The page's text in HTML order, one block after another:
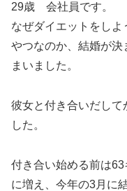
29歳 会社員です。
なぜダイエットをしよ
やつなのか、結婚が決
まいました。
彼女と付き合いだして
した。
付き合い始める前は
に増え、今年の3月に